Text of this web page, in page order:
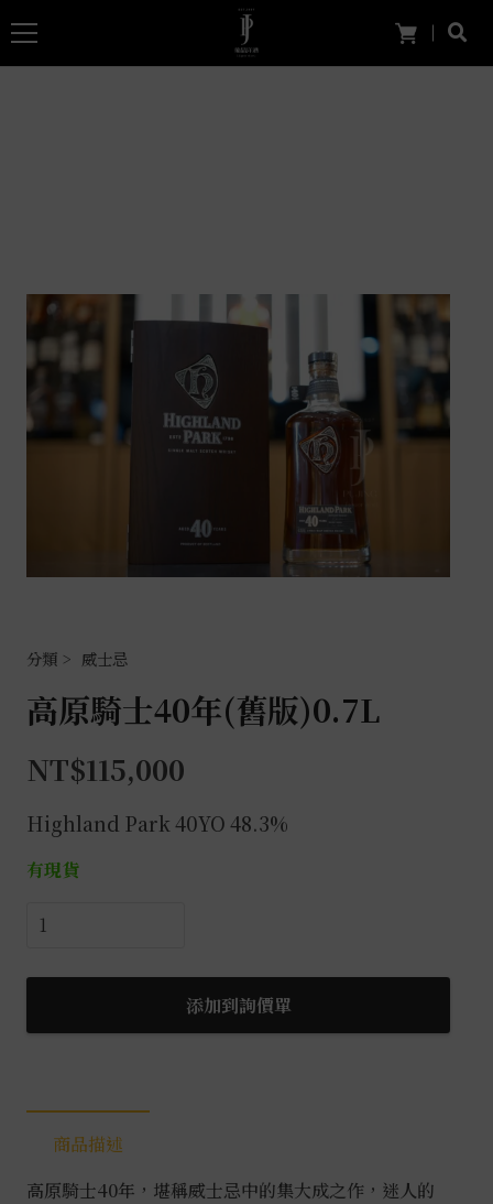
威士忌
高原騎士40年(舊版)0.7L
NT$115,000
Highland Park 40YO 48.3%
有現貨
高
騎
40
版)0.7L
添加到詢價單
商品描述
高原騎士40年，堪稱威士忌中的集大成之作，迷人的